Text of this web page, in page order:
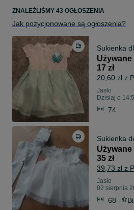
ZNALEŹLIŚMY 43 OGŁOSZENIA
Jak pozycjonowane są ogłoszenia?
Sukienka
Używane
17 zł
20,60 zł z
Jasło
Dzisiaj o
74
Sukienka
Używane
35 zł
39,73 zł z
Jasło
02 sierpnia
68